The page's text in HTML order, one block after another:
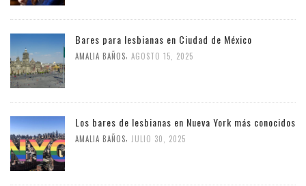
Bares para lesbianas en Ciudad de México
AMALIA BAÑOS AGOSTO 15, 2025
Los bares de lesbianas en Nueva York más conocidos
AMALIA BAÑOS JULIO 30, 2025